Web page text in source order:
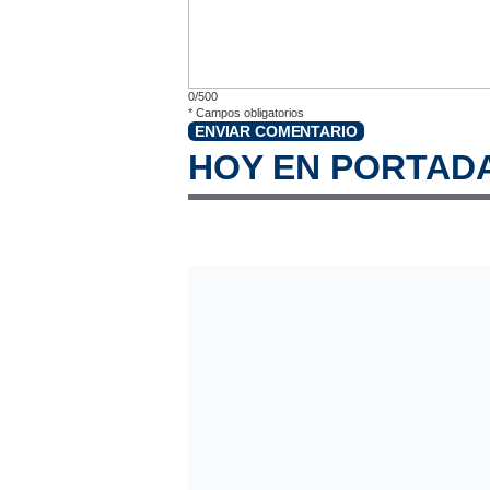
0/500
* Campos obligatorios
ENVIAR COMENTARIO
HOY EN